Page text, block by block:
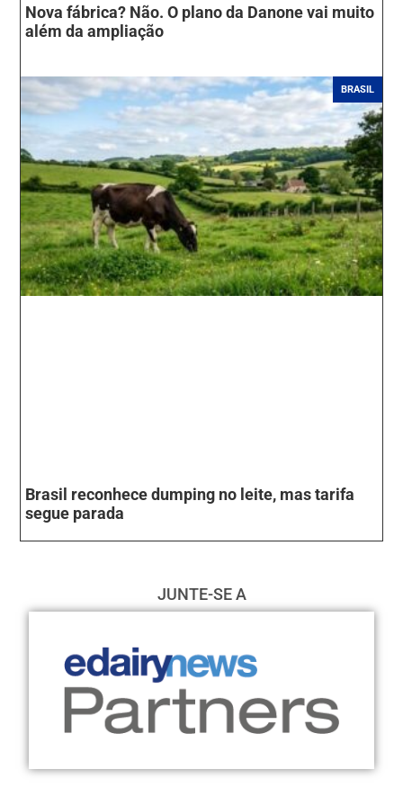
Nova fábrica? Não. O plano da Danone vai muito
além da ampliação
BRASIL
Brasil reconhece dumping no leite, mas tarifa
segue parada
JUNTE-SE A